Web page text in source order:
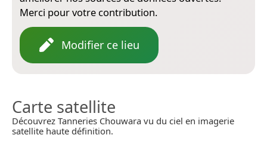
Merci pour votre contribution.
Modifier ce lieu
Carte satellite
Découvrez Tanneries Chouwara vu du ciel en imagerie
satellite haute définition.